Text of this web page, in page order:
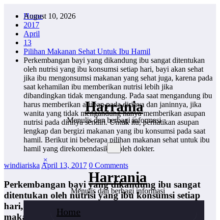
content
August 10, 2026
Harrania
Menulis dan berbagi informasi
×
Harrania
Menulis dan berbagi informasi
Home
Home
2017
April
13
Pilihan Makanan Sehat Untuk Ibu Hamil
Perkembangan bayi yang dikandung ibu sangat ditentukan
oleh nutrisi yang ibu konsumsi setiap hari, bayi akan sehat
jika ibu mengonsumsi makanan yang sehat juga, karena pada
saat kehamilan ibu memberikan nutrisi lebih jika
dibandingkan tidak mengandung. Pada saat mengandung ibu
harus memberikan asupan pada dirinya dan janinnya, jika
wanita yang tidak mengandung hanya memberikan asupan
nutrisi pada dirinya sendiri. Untuk itu, perhatikan asupan
lengkap dan bergizi makanan yang ibu konsumsi pada saat
hamil. Berikut ini beberapa pilihan makanan sehat untuk ibu
hamil yang direkomendasikan oleh dokter.
windiariska April 13, 2017 0 Comments
Perkembangan bayi yang dikandung ibu sangat
ditentukan oleh nutrisi yang ibu konsumsi setiap
hari, bayi akan sehat jika ibu mengonsumsi
makanan yang sehat juga, karena pada saat